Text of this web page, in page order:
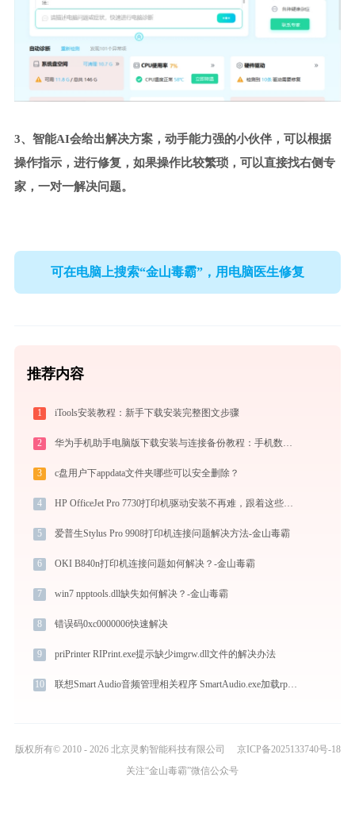
3、智能AI会给出解决方案，动手能力强的小伙伴，可以根据
操作指示，进行修复，如果操作比较繁琐，可以直接找右侧专
家，一对一解决问题。
可在电脑上搜索“金山毒霸”，用电脑医生修复
推荐内容
1 iTools安装教程：新手下载安装完整图文步骤
2 华为手机助手电脑版下载安装与连接备份教程：手机数据双向传输与系统修复指南
3 c盘用户下appdata文件夹哪些可以安全删除？
4 HP OfficeJet Pro 7730打印机驱动安装不再难，跟着这些步骤一学就会
5 爱普生Stylus Pro 9908打印机连接问题解决方法-金山毒霸
6 OKI B840n打印机连接问题如何解决？-金山毒霸
7 win7 npptools.dll缺失如何解决？-金山毒霸
8 错误码0xc0000006快速解决
9 priPrinter RIPrint.exe提示缺少imgrw.dll文件的解决办法
10 联想Smart Audio音频管理相关程序 SmartAudio.exe加载rpcrt4.dll文件丢失处理办法
版权所有© 2010 - 2026 北京灵豹智能科技有限公司
京ICP备2025133740号-18
关注“金山毒霸”微信公众号